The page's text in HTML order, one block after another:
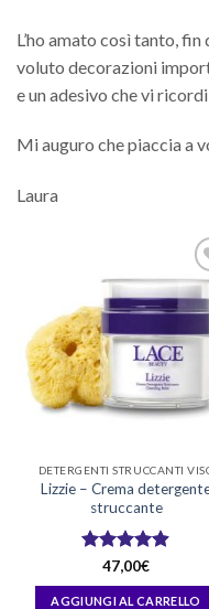
L’ho amato così tanto,
voluto decorazioni
e un adesivo che vi
Mi auguro che piaccia a
Laura
DETERGENTI STRUCCANTI
Lizzie – Crema
struccante
Valutato
4.88su 5
47,00€
AGGIUNGI AL CARRELLO